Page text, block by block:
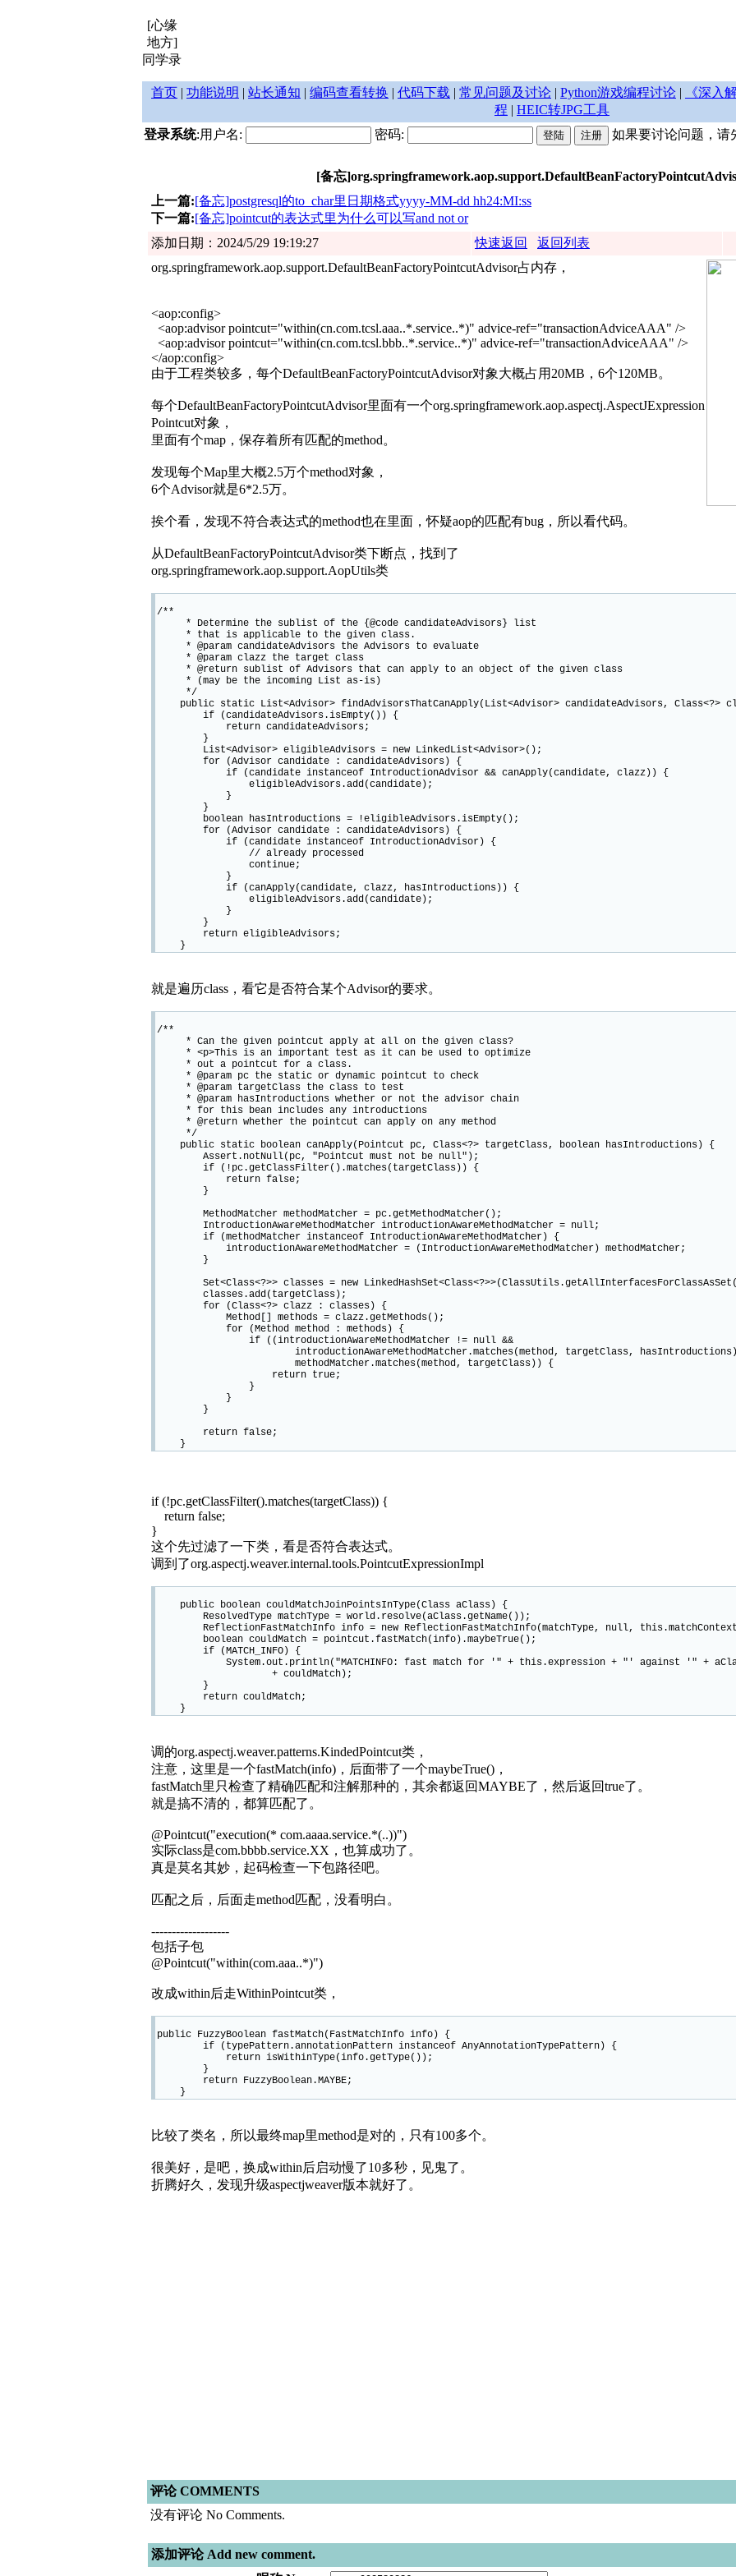
[心缘
地方]
同学录
首页 | 功能说明 | 站长通知 | 编码查看转换 | 代码下载 | 常见问题及讨论 | Python游戏编程讨论 | 《深入
程 | HEIC转JPG工具
登录系统:用户名: 密码: 如果要讨论问题，请
[备忘
上一篇:[备忘]postgresql的to_char里日期格式yyyy-MM-dd hh24:MI:ss
下一篇:[备忘]pointcut的表达式里为什么可以写and not or
添加日期：2024/5/29 19:19:27
快速返回 返回列表
org.springframework.aop.support.DefaultBeanFactoryPointcutAdvisor占内存，
<aop:config>
<aop:advisor pointcut="within(cn.com.tcsl.aaa..*.service..*)" advice-ref="transactionAdviceAAA" />
<aop:advisor pointcut="within(cn.com.tcsl.bbb..*.service..*)" advice-ref="transactionAdviceAAA" />
</aop:config>
由于工程类较多，每个DefaultBeanFactoryPointcutAdvisor对象大概占用20MB，6个120MB。
每个DefaultBeanFactoryPointcutAdvisor里面有一个org.springframework.aop.aspectj.AspectJExpression
Pointcut对象，
里面有个map，保存着所有匹配的method。
发现每个Map里大概2.5万个method对象，
6个Advisor就是6*2.5万。
挨个看，发现不符合表达式的method也在里面，怀疑aop的匹配有bug，所以看代码。
从DefaultBeanFactoryPointcutAdvisor类下断点，找到了
org.springframework.aop.support.AopUtils类
/**
* Determine the sublist of the {@code candidateAdvisors} list
* that is applicable to the given class.
* @param candidateAdvisors the Advisors to evaluate
* @param clazz the target class
* @return sublist of Advisors that can apply to an object of the given class
* (may be the incoming List as-is)
*/
public static List<Advisor> findAdvisorsThatCanApply(List<Advisor> candidateAdvisors, Class<?>
if (candidateAdvisors.isEmpty()) {
return candidateAdvisors;
}
List<Advisor> eligibleAdvisors = new LinkedList<Advisor>();
for (Advisor candidate : candidateAdvisors) {
if (candidate instanceof IntroductionAdvisor && canApply(candidate, clazz)) {
eligibleAdvisors.add(candidate);
}
}
boolean hasIntroductions = !eligibleAdvisors.isEmpty();
for (Advisor candidate : candidateAdvisors) {
if (candidate instanceof IntroductionAdvisor) {
// already processed
continue;
}
if (canApply(candidate, clazz, hasIntroductions)) {
eligibleAdvisors.add(candidate);
}
}
return eligibleAdvisors;
}
就是遍历class，看它是否符合某个Advisor的要求。
/**
* Can the given pointcut apply at all on the given class?
* <p>This is an important test as it can be used to optimize
* out a pointcut for a class.
* @param pc the static or dynamic pointcut to check
* @param targetClass the class to test
* @param hasIntroductions whether or not the advisor chain
* for this bean includes any introductions
* @return whether the pointcut can apply on any method
*/
public static boolean canApply(Pointcut pc, Class<?> targetClass, boolean hasIntroductions) {
Assert.notNull(pc, "Pointcut must not be null");
if (!pc.getClassFilter().matches(targetClass)) {
return false;
}
MethodMatcher methodMatcher = pc.getMethodMatcher();
IntroductionAwareMethodMatcher introductionAwareMethodMatcher = null;
if (methodMatcher instanceof IntroductionAwareMethodMatcher) {
introductionAwareMethodMatcher = (IntroductionAwareMethodMatcher) methodMatcher;
}
Set<Class<?>> classes = new
classes.add(targetClass);
for (Class<?> clazz : classes) {
Method[] methods = clazz.getMethods();
for (Method method : methods) {
if ((introductionAwareMethodMatcher != null &&
introductionAwareMethodMatcher.matches(method, targetClass,
methodMatcher.matches(method, targetClass)) {
return true;
}
}
}
return false;
}
if (!pc.getClassFilter().matches(targetClass)) {
return false;
}
这个先过滤了一下类，看是否符合表达式。
调到了org.aspectj.weaver.internal.tools.PointcutExpressionImpl
public boolean couldMatchJoinPointsInType(Class aClass) {
ResolvedType matchType = world.resolve(aClass.getName());
ReflectionFastMatchInfo info = new ReflectionFastMatchInfo(matchType, null,
boolean couldMatch = pointcut.fastMatch(info).maybeTrue();
if (MATCH_INFO) {
System.out.println("MATCHINFO: fast match for '" + this.expression + "' against '" +
+ couldMatch);
}
return couldMatch;
}
调的org.aspectj.weaver.patterns.KindedPointcut类，
注意，这里是一个fastMatch(info)，后面带了一个maybeTrue()，
fastMatch里只检查了精确匹配和注解那种的，其余都返回MAYBE了，然后返回true了。
就是搞不清的，都算匹配了。
@Pointcut("execution(* com.aaaa.service.*(..))")
实际class是com.bbbb.service.XX，也算成功了。
真是莫名其妙，起码检查一下包路径吧。
匹配之后，后面走method匹配，没看明白。
-------------------
包括子包
@Pointcut("within(com.aaa..*)")
改成within后走WithinPointcut类，
public FuzzyBoolean fastMatch(FastMatchInfo info) {
if (typePattern.annotationPattern instanceof AnyAnnotationTypePattern) {
return isWithinType(info.getType());
}
return FuzzyBoolean.MAYBE;
}
比较了类名，所以最终map里method是对的，只有100多个。
很美好，是吧，换成within后启动慢了10多秒，见鬼了。
折腾好久，发现升级aspectjweaver版本就好了。
评论 COMMENTS
没有评论 No Comments.
添加评论 Add new comment.